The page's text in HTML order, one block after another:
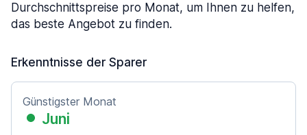
Durchschnittspreise pro Monat, um Ihnen zu helfen,
das beste Angebot zu finden.
Erkenntnisse der Sparer
Günstigster Monat
Juni